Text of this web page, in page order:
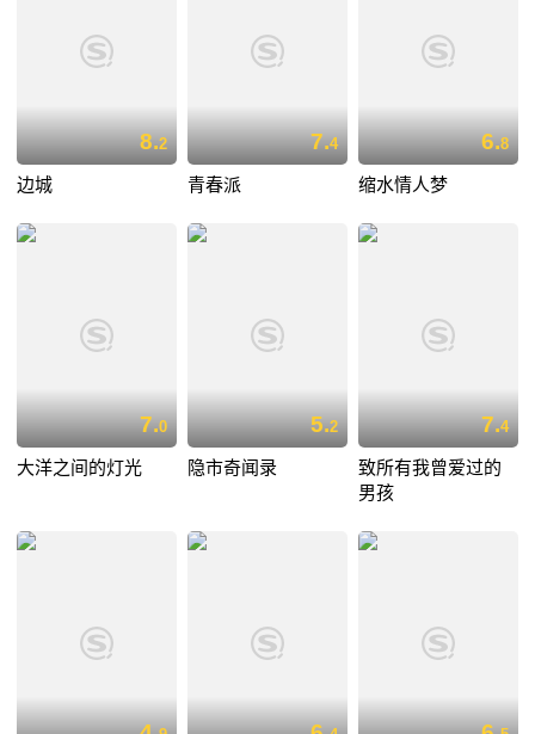
8.2
边城
7.4
青春派
6.8
缩水情人梦
7.0
大洋之间的灯光
5.2
隐市奇闻录
7.4
致所有我曾爱过的
男孩